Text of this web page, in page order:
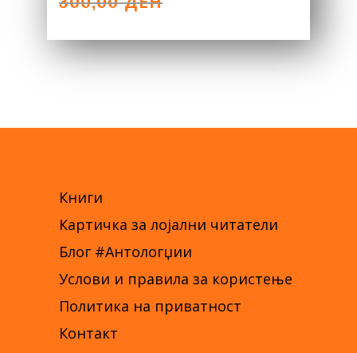
WAS:
Книги
Картичка за лојални читатели
Блог #Антологџии
Услови и правила за користење
Политика на приватност
Контакт